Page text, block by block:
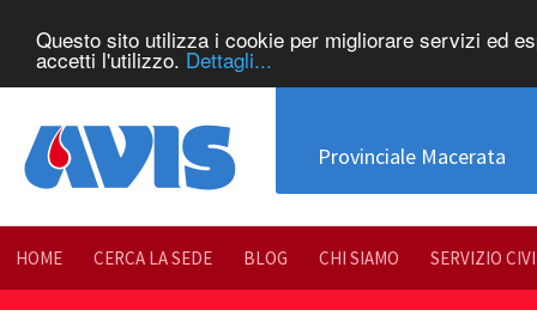
Questo sito utilizza i cookie per migliorare servizi ed
accetti l'utilizzo. Dettagli...
Provinciale Macerata
HOME CERCA LA SEDE BLOG CHI SIAMO SERVIZIO